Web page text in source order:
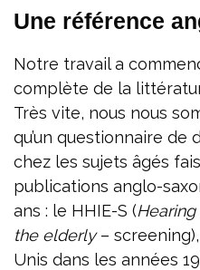
Une référence
Notre travail a
complète de la
Très vite, nous nous
qu’un questionnaire de
chez les sujets âgés
publications anglo-
ans : le HHIE-S (
the elderly–
Unis dans les années